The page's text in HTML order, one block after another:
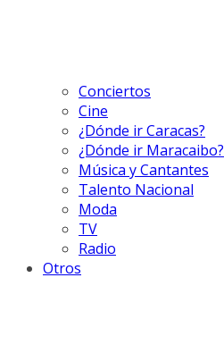
Conciertos
Cine
¿Dónde ir Caracas?
¿Dónde ir Maracaibo?
Música y Cantantes
Talento Nacional
Moda
TV
Radio
Otros